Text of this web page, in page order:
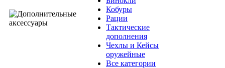
Кобуры
Рации
Тактические
дополнения
Чехлы и Кейсы
оружейные
Все категории